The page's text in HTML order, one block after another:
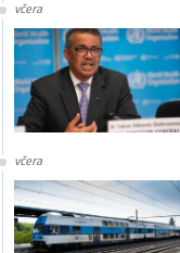
včera
včera